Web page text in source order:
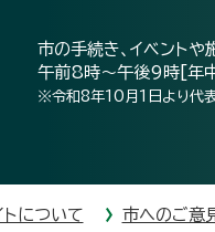
市の手続き、イベント
午前8時～午後9時[年
※令和8年10月1日より代表
トについて 市へのご意